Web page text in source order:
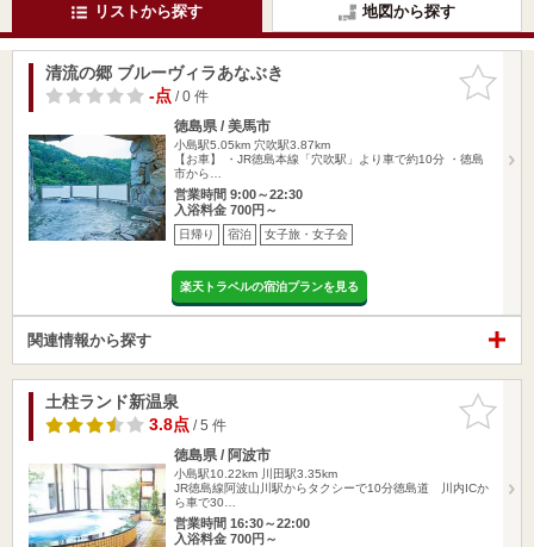
リストから探す 地図から探す
お気に入
りに追加
清流の郷 ブルーヴィラあなぶき
-点/ 0 件
徳島県 / 美馬市
小島駅5.05km 穴吹駅3.87km
【お車】 ・JR徳島本線「穴吹駅」より車で約10分 ・徳島
市から…
営業時間 9:00～22:30
入浴料金 700円～
日帰り 宿泊 女子旅・女子会
楽天トラベルの宿泊プランを見る
関連情報から探す
お気に入
りに追加
土柱ランド新温泉
3.8点/ 5 件
徳島県 / 阿波市
小島駅10.22km
川田駅3.35km
JR徳島線阿波山川駅からタクシーで10分徳島道 川内ICか
ら車で30…
営業時間 16:30～22:00
入浴料金 700円～